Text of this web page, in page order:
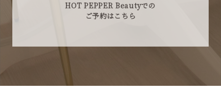
HOT PEPPER Beautyでの
ご予約はこちら